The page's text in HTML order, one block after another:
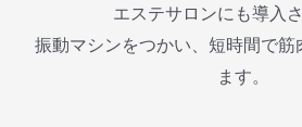
エステサロンにも導入
振動マシンをつかい、短時間で
ます。